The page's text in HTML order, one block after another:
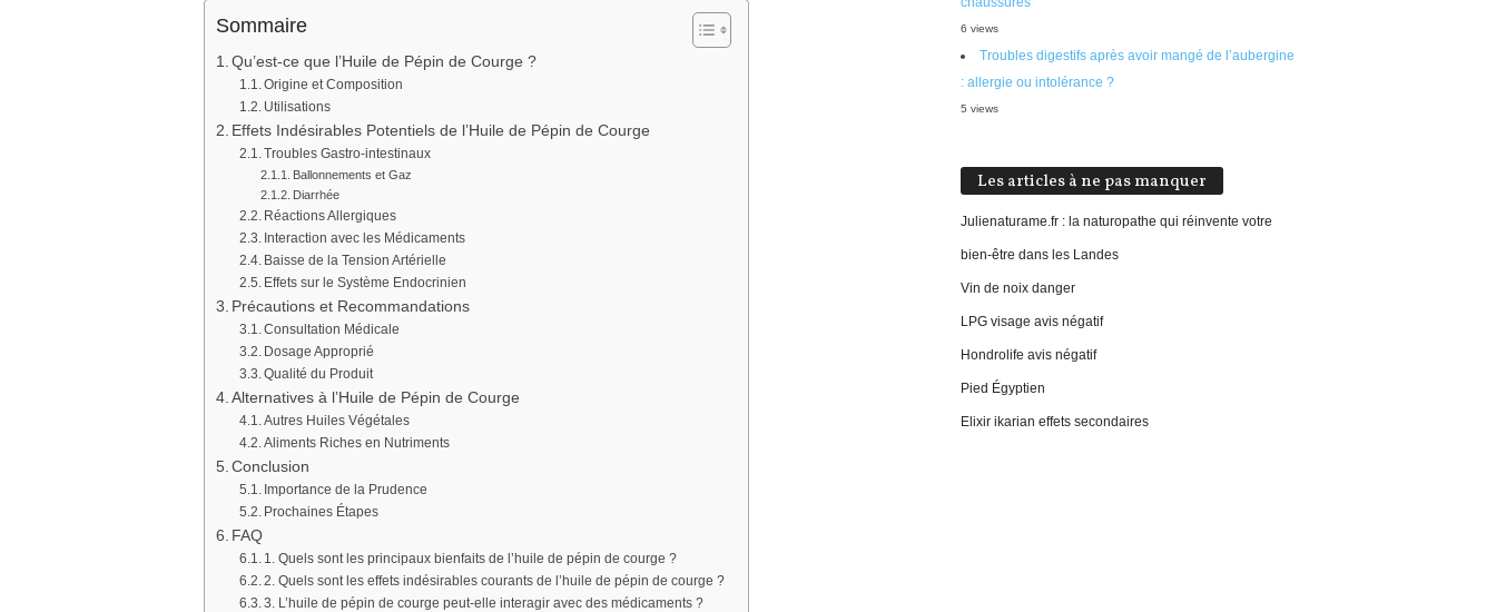
Sommaire
Qu’est-ce que l’Huile de Pépin de Courge ?
Origine et Composition
Utilisations
Effets Indésirables Potentiels de l’Huile de Pépin de Courge
Troubles Gastro-intestinaux
Ballonnements et Gaz
Diarrhée
Réactions Allergiques
Interaction avec les Médicaments
Baisse de la Tension Artérielle
Effets sur le Système Endocrinien
Précautions et Recommandations
Consultation Médicale
Dosage Approprié
Qualité du Produit
Alternatives à l’Huile de Pépin de Courge
Autres Huiles Végétales
Aliments Riches en Nutriments
Conclusion
Importance de la Prudence
Prochaines Étapes
FAQ
1. Quels sont les principaux bienfaits de l’huile de pépin de courge ?
2. Quels sont les effets indésirables courants de l’huile de pépin de courge ?
3. L’huile de pépin de courge peut-elle interagir avec des médicaments ?
6 views
Troubles digestifs après avoir mangé de l’aubergine
: allergie ou intolérance ?
5 views
Les articles à ne pas manquer
Julienaturame.fr : la naturopathe qui réinvente votre
bien-être dans les Landes
Vin de noix danger
LPG visage avis négatif
Hondrolife avis négatif
Pied Égyptien
Elixir ikarian effets secondaires